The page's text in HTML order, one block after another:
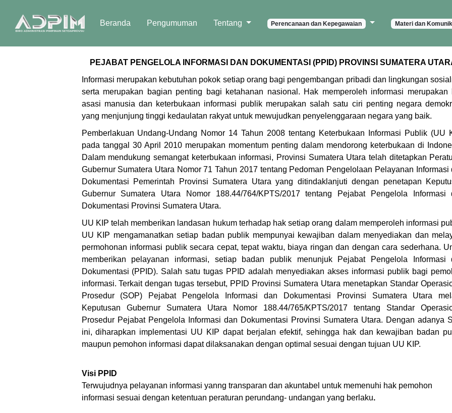
Beranda Pengumuman Tentang Perencanaan dan Kepegawaian Materi dan
PEJABAT PENGELOLA INFORMASI DAN DOKUMENTASI (PPID) PROVINSI SUMATERA
Informasi merupakan kebutuhan pokok setiap orang bagi pengembangan pribadi dan lingkungan
serta merupakan bagian penting bagi ketahanan nasional. Hak memperoleh informasi merupakan
asasi manusia dan keterbukaan informasi publik merupakan salah satu ciri penting negara
yang menjunjung tinggi kedaulatan rakyat untuk mewujudkan penyelenggaraan negara yang baik.
Pemberlakuan Undang-Undang Nomor 14 Tahun 2008 tentang Keterbukaan Informasi Publik (UU
pada tanggal 30 April 2010 merupakan momentum penting dalam mendorong keterbukaan di
Dalam mendukung semangat keterbukaan informasi, Provinsi Sumatera Utara telah ditetapkan
Gubernur Sumatera Utara Nomor 71 Tahun 2017 tentang Pedoman Pengelolaan Pelayanan Informasi
Dokumentasi Pemerintah Provinsi Sumatera Utara yang ditindaklanjuti dengan penetapan
Gubernur Sumatera Utara Nomor 188.44/764/KPTS/2017 tentang Pejabat Pengelola Informasi
Dokumentasi Provinsi Sumatera Utara.
UU KIP telah memberikan landasan hukum terhadap hak setiap orang dalam memperoleh informasi
UU KIP mengamanatkan setiap badan publik mempunyai kewajiban dalam menyediakan dan
permohonan informasi publik secara cepat, tepat waktu, biaya ringan dan dengan cara sederhana.
memberikan pelayanan informasi, setiap badan publik menunjuk Pejabat Pengelola Informasi
Dokumentasi (PPID). Salah satu tugas PPID adalah menyediakan akses informasi publik bagi
informasi. Terkait dengan tugas tersebut, PPID Provinsi Sumatera Utara menetapkan Standar
Prosedur (SOP) Pejabat Pengelola Informasi dan Dokumentasi Provinsi Sumatera Utara
Keputusan Gubernur Sumatera Utara Nomor 188.44/765/KPTS/2017 tentang Standar
Prosedur Pejabat Pengelola Informasi dan Dokumentasi Provinsi Sumatera Utara. Dengan adanya
ini, diharapkan implementasi UU KIP dapat berjalan efektif, sehingga hak dan kewajiban badan
maupun pemohon informasi dapat dilaksanakan dengan optimal sesuai dengan tujuan UU KIP.
Visi PPID
Terwujudnya pelayanan informasi yanng transparan dan akuntabel untuk memenuhi hak pemohon
informasi sesuai dengan ketentuan peraturan perundang- undangan yang berlaku.